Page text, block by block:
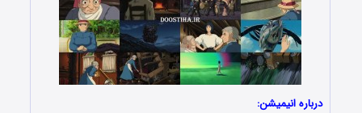
درباره انیمیشن: